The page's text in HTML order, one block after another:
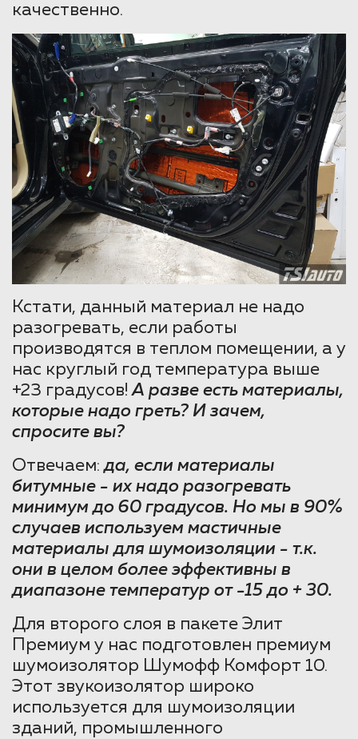
качественно.
Кстати, данный материал не надо
разогревать, если работы
производятся в теплом помещении, а у
нас круглый год температура выше
+23 градусов!А разве есть материалы,
которые надо греть? И зачем,
спросите вы?
Отвечаем:да, если материалы
битумные - их надо разогревать
минимум до 60 градусов. Но мы в 90%
случаев используем мастичные
материалы для шумоизоляции - т.к.
они в целом более эффективны в
диапазоне температур от -15 до + 30.
Для второго слоя в пакете Элит
Премиум у нас подготовлен премиум
шумоизолятор Шумофф Комфорт 10.
Этот звукоизолятор широко
используется для шумоизоляции
зданий, промышленного